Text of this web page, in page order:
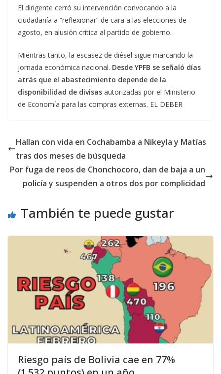
El dirigente cerró su intervención convocando a la
ciudadanía a “reflexionar” de cara a las elecciones de
agosto, en alusión crítica al partido de gobierno.
Mientras tanto, la escasez de diésel sigue marcando la
jornada económica nacional. Desde YPFB se señaló días
atrás que el abastecimiento depende de la
disponibilidad de divisas autorizadas por el Ministerio
de Economía para las compras externas. EL DEBER
Hallan con vida en Cochabamba a Nikeyla y Matías
tras dos meses de búsqueda
Por fuga de reos de Chonchocoro, dan de baja a un
policía y suspenden a otros dos por complicidad
También te puede gustar
Riesgo país de Bolivia cae en 77%